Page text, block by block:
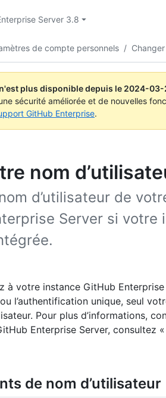
Server 3.8
de compte personnels /
plus disponible depuis le 2024-03-
sécurité améliorée et de nouvelles
GitHub Enterprise.
nom
d’utilisateur de
Server si votre
à votre instance GitHub
l’authentification unique, seul
Pour plus d’informations,
Enterprise Server, consultez «
de nom d’utilisateur